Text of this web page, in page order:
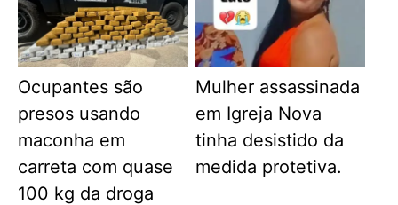
Ocupantes são
presos usando
maconha em
carreta com quase
100 kg da droga
Mulher assassinada
em Igreja Nova
tinha desistido da
medida protetiva.